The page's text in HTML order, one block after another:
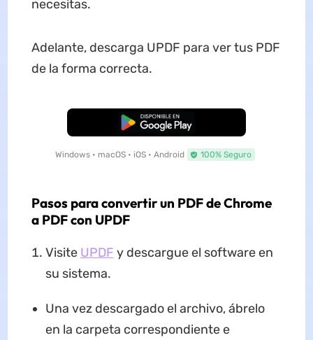
necesitas.
Adelante, descarga UPDF para ver tus PDF
de la forma correcta.
Descarga Gratuita
Windows • macOS • iOS • Android 100% Seguro
Pasos para convertir un PDF de Chrome
a PDF con UPDF
Visite UPDF y descargue el software en
su sistema.
Una vez descargado el archivo, ábrelo
en la carpeta correspondiente e